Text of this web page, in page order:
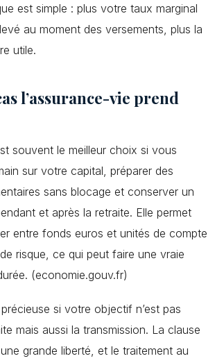
est simple : plus votre taux marginal
au moment des versements, plus la
utile.
l’assurance-vie prend
souvent le meilleur choix si vous
sur votre capital, préparer des
sans blocage et conserver un
et après la retraite. Elle permet
entre fonds euros et unités de compte
risque, ce qui peut faire une vraie
(economie.gouv.fr)
si votre objectif n’est pas
mais aussi la transmission. La clause
grande liberté, et le traitement au